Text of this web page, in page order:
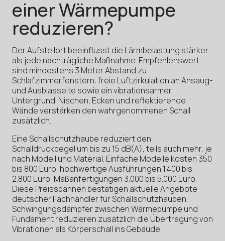
einer Wärmepumpe
reduzieren?
Der Aufstellort beeinflusst die Lärmbelastung stärker
als jede nachträgliche Maßnahme. Empfehlenswert
sind mindestens 3 Meter Abstand zu
Schlafzimmerfenstern, freie Luftzirkulation an Ansaug-
und Ausblasseite sowie ein vibrationsarmer
Untergrund. Nischen, Ecken und reflektierende
Wände verstärken den wahrgenommenen Schall
zusätzlich.
Eine Schallschutzhaube reduziert den
Schalldruckpegel um bis zu 15 dB(A), teils auch mehr, je
nach Modell und Material. Einfache Modelle kosten 350
bis 800 Euro, hochwertige Ausführungen 1.400 bis
2.800 Euro, Maßanfertigungen 3.000 bis 5.000 Euro.
Diese Preisspannen bestätigen aktuelle Angebote
deutscher Fachhändler für Schallschutzhauben.
Schwingungsdämpfer zwischen Wärmepumpe und
Fundament reduzieren zusätzlich die Übertragung von
Vibrationen als Körperschall ins Gebäude.